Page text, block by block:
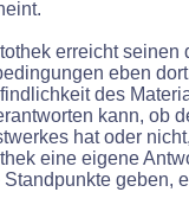
erreicht seinen
eben
des
kann, ob
hat oder
eine eigene
geben,